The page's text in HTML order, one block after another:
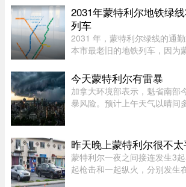
Gavin Newsom的一段婚外情
事再次被推向风口浪尖。
2031年蒙特利尔地铁绿
列车
2031 年，蒙特利尔绿线的通
本市最老旧的地铁列车，因为
六年后，当蓝线延长线通车时
的 Azur 列车从绿线调往蓝线
今天蒙特利尔有雷暴
加拿大环境部表示，魁省南部
暴风险。预计上午天气以晴间
Mauricie地区下午也有可能受
昨天晚上蒙特利尔很不
蒙特利尔一夜之间接连发生3
起枪击和一起纵火，分别发生